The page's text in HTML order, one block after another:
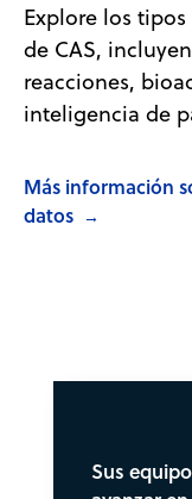
Explore los
de CAS,
reacciones,
inteligencia de
Más información
datos →
Sus